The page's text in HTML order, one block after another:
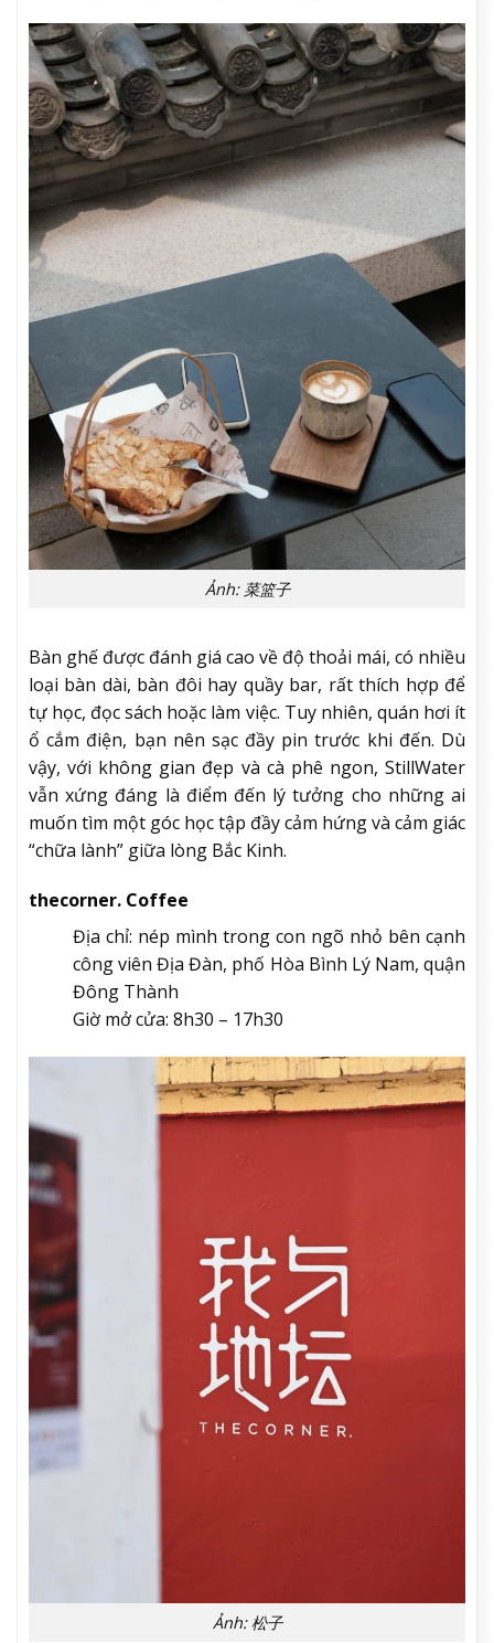
Ảnh: 菜篮子
Bàn ghế được đánh giá cao về độ thoải mái, có nhiều
loại bàn dài, bàn đôi hay quầy bar, rất thích hợp để
tự học, đọc sách hoặc làm việc. Tuy nhiên, quán hơi ít
ổ cắm điện, bạn nên sạc đầy pin trước khi đến. Dù
vậy, với không gian đẹp và cà phê ngon, StillWater
vẫn xứng đáng là điểm đến lý tưởng cho những ai
muốn tìm một góc học tập đầy cảm hứng và cảm giác
“chữa lành” giữa lòng Bắc Kinh.
thecorner. Coffee
Địa chỉ: nép mình trong con ngõ nhỏ bên cạnh
công viên Địa Đàn, phố Hòa Bình Lý Nam, quận
Đông Thành
Giờ mở cửa: 8h30 – 17h30
Ảnh: 松子